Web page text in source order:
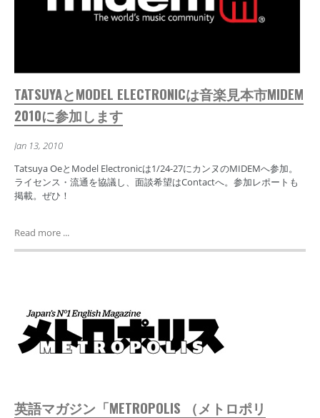
TATSUYAとMODEL ELECTRONICは音楽見本市MIDEM
2010に参加します
Jan 13, 2010
Tatsuya OeとModel Electronicは1/24-27にカンヌのMIDEMへ参加。
ライセンス・流通を協議し、面談希望はContactへ。参加レポートも
掲載。ぜひ！
Read more ...
英語マガジン「METROPOLIS （メトロポリ